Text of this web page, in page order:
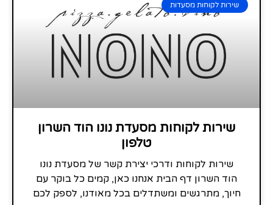
שירות לקוחות מסעדות
שירות לקוחות מסעדת נונו הוד השרון
טלפון
שירות לקוחות ודרכי יצירת קשר של מסעדת נונו
הוד השרון דף הבית אנחנו כאן, קמים כל בוקר עם
חיוך, מתרגשים ומשתדלים בכל מאודנו, לספק לכם